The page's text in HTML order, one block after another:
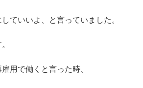
ていいよ、と言っていました。
用で働くと言った時、